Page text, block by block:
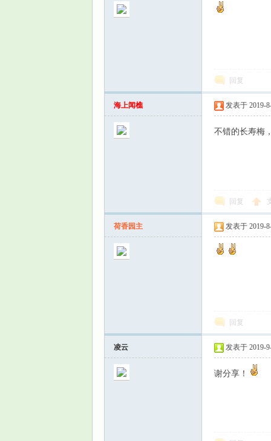
回复
海上闻樵 发表于 2019-
不错的长寿梅
回复
荷香园主 发表于 2019-
回复
凌云 发表于 2019-
谢分享！